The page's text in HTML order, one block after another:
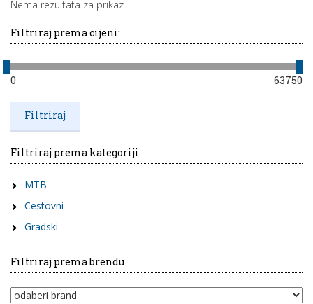
Nema rezultata za prikaz
Filtriraj prema cijeni:
0 63750
Filtriraj prema kategoriji
MTB
Cestovni
Gradski
Filtriraj prema brendu